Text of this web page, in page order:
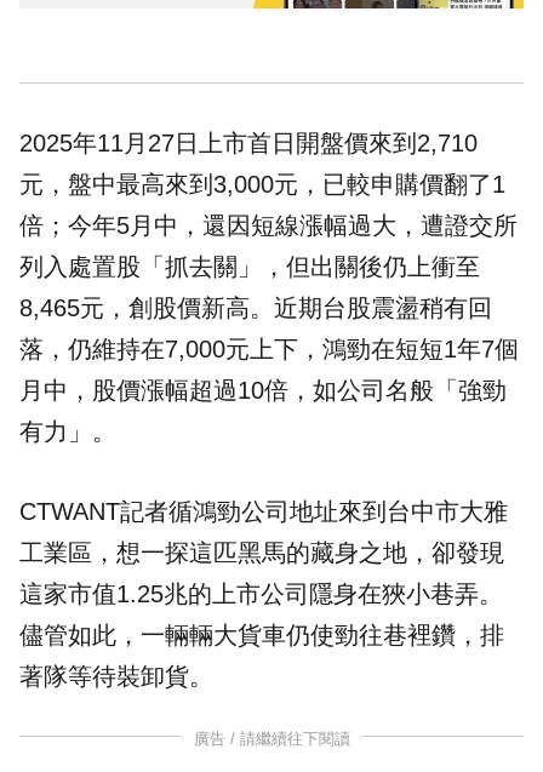
2025年11月27日上市首日開盤價來到2,710
元，盤中最高來到3,000元，已較申購價翻了1
倍；今年5月中，還因短線漲幅過大，遭證交所
列入處置股「抓去關」，但出關後仍上衝至
8,465元，創股價新高。近期台股震盪稍有回
落，仍維持在7,000元上下，鴻勁在短短1年7個
月中，股價漲幅超過10倍，如公司名般「強勁
有力」。
CTWANT記者循鴻勁公司地址來到台中市大雅
工業區，想一探這匹黑馬的藏身之地，卻發現
這家市值1.25兆的上市公司隱身在狹小巷弄。
儘管如此，一輛輛大貨車仍使勁往巷裡鑽，排
著隊等待裝卸貨。
廣告 / 請繼續往下閱讀